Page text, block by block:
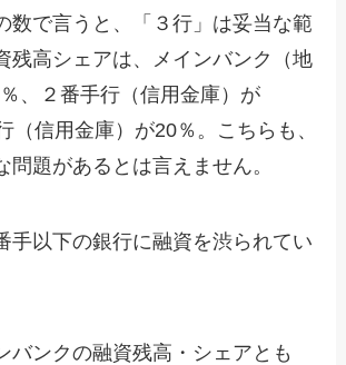
数で言うと、「３行」は妥当な範
残高シェアは、メインバンク（地
、２番手行（信用金庫）が
（信用金庫）が20％。こちらも、
問題があるとは言えません。
手以下の銀行に融資を渋られてい
バンクの融資残高・シェアとも